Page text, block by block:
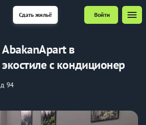
Сдать жильё Войти menu
в
с кондиционер
д 94